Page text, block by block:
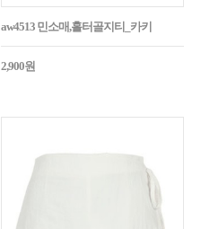
aw4513 민소매,홀터골지티_카키
2,900원